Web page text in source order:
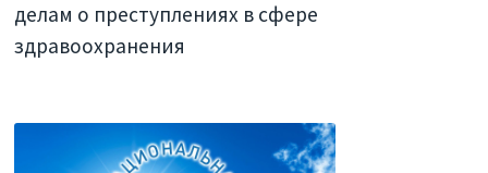
делам о преступлениях в сфере
здравоохранения